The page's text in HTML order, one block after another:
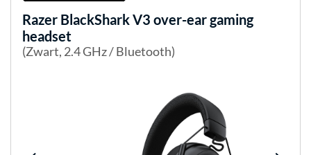
Razer BlackShark V3 over-ear gaming
headset
(Zwart, 2.4 GHz / Bluetooth)